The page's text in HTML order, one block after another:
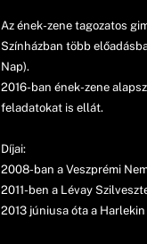
Az ének-zene tagozatos
Színházban több
Nap).
2016-ban ének-zene
feladatokat is ellát.
Díjai:
2008-ban a Veszprémi
2011-ben a Lévay
2013 júniusa óta a